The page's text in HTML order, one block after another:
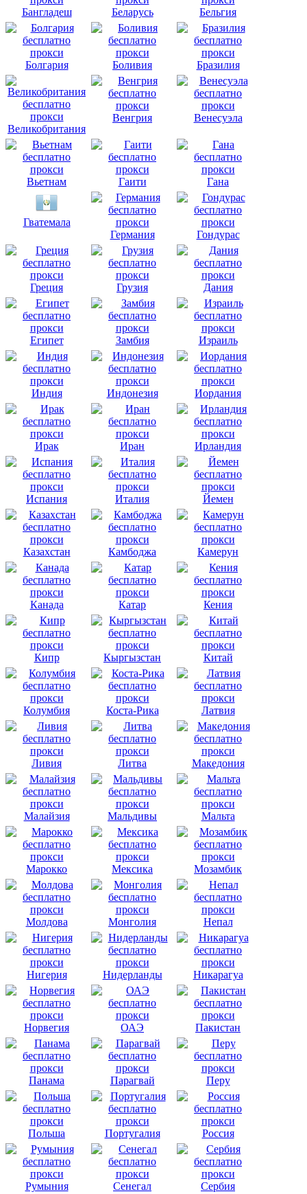
Бангладеш Беларусь Бельгия
Болгария Боливия Бразилия
Великобритания
Венгрия Венесуэла
Вьетнам Гаити Гана
Гватемала
Германия
Гондурас
Греция Грузия Дания
Египет Замбия Израиль
Индия Индонезия Иордания
Ирак Иран Ирландия
Испания Италия Йемен
Казахстан Камбоджа Камерун
Канада Катар Кения
Кипр Кыргызстан Китай
Колумбия Коста-Рика Латвия
Ливия Литва Македония
Малайзия Мальдивы Мальта
Марокко Мексика Мозамбик
Молдова Монголия Непал
Нигерия Нидерланды Никарагуа
Норвегия ОАЭ Пакистан
Панама Парагвай Перу
Польша Португалия Россия
Румыния Сенегал Сербия